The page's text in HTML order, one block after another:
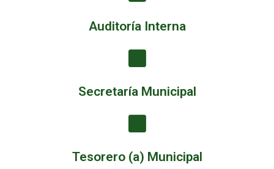
Auditoría Interna
Secretaría Municipal
Tesorero (a) Municipal